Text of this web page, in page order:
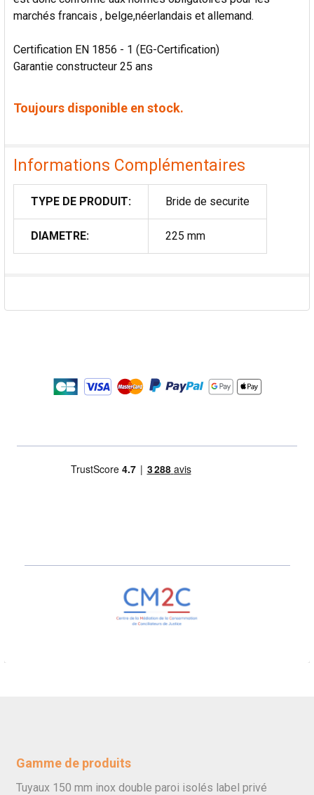
marchés francais , belge,néerlandais et allemand.
Certification EN 1856 - 1 (EG-Certification)
Garantie constructeur 25 ans
Toujours disponible en stock.
Informations Complémentaires
TYPE DE PRODUIT: Bride de securite
DIAMETRE: 225 mm
Gamme de produits
Tuyaux 150 mm inox double paroi isolés label privé